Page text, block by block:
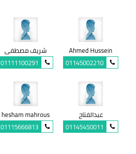
Ahmed Hussein
01145002210
شريف مصطفى
01111100291
عبدالفتاح
01145450011
hesham mahrous
01115666813